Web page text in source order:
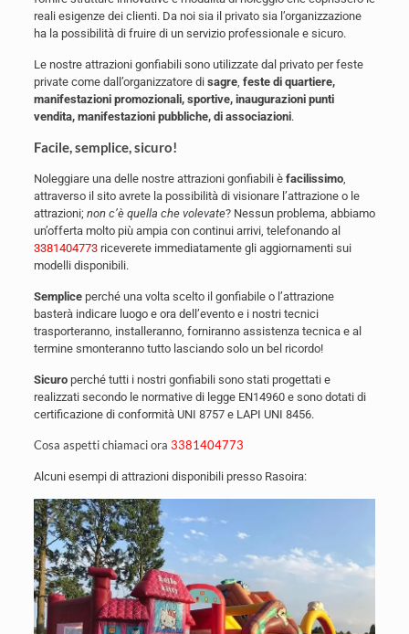
reali esigenze dei clienti. Da noi sia il privato sia l’organizzazione
ha la possibilità di fruire di un servizio professionale e sicuro.
Le nostre attrazioni gonfiabili sono utilizzate dal privato per feste
private come dall’organizzatore di sagre, feste di quartiere,
manifestazioni promozionali, sportive, inaugurazioni punti
vendita, manifestazioni pubbliche, di associazioni.
Facile, semplice, sicuro!
Noleggiare una delle nostre attrazioni gonfiabili è facilissimo,
attraverso il sito avrete la possibilità di visionare l’attrazione o le
attrazioni; non c’è quella che volevate? Nessun problema, abbiamo
un’offerta molto più ampia con continui arrivi, telefonando al
3381404773 riceverete immediatamente gli aggiornamenti sui
modelli disponibili.
Sempliceperché una volta scelto il gonfiabile o l’attrazione
basterà indicare luogo e ora dell’evento e i nostri tecnici
trasporteranno, installeranno, forniranno assistenza tecnica e al
termine smonteranno tutto lasciando solo un bel ricordo!
Sicuroperché tutti i nostri gonfiabili sono stati progettati e
realizzati secondo le normative di legge EN14960 e sono dotati di
certificazione di conformità UNI 8757 e LAPI UNI 8456.
Cosa aspetti chiamaci ora 3381404773
Alcuni esempi di attrazioni disponibili presso Rasoira: